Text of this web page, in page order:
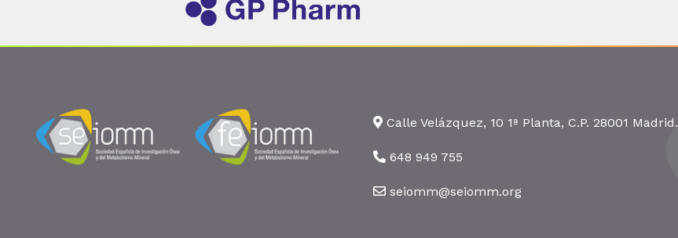
Calle Velázquez, 10 1ª Planta, C.P. 28001 Madrid.
648 949 755
seiomm@seiomm.org